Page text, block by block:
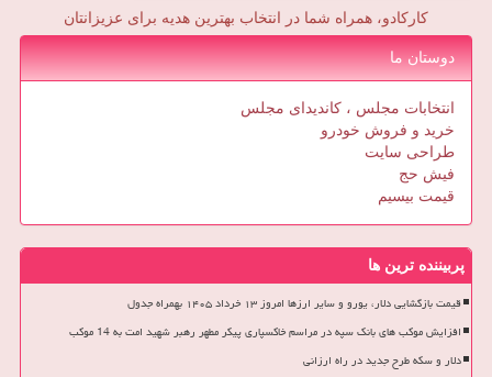
کارکادو، همراه شما در انتخاب بهترین هدیه برای عزیزانتان
دوستان ما
انتخابات مجلس ، کاندیدای مجلس
خرید و فروش خودرو
طراحی سایت
فیش حج
قیمت بیسیم
پربیننده ترین ها
قیمت بازگشایی دلار، یورو و سایر ارزها امروز ۱۳ خرداد ۱۴۰۵ بهمراه جدول
افزایش موکب های بانک سپه در مراسم خاکسپاری پیکر مطهر رهبر شهید امت به 14 موکب
دلار و سکه طرح جدید در راه ارزانی